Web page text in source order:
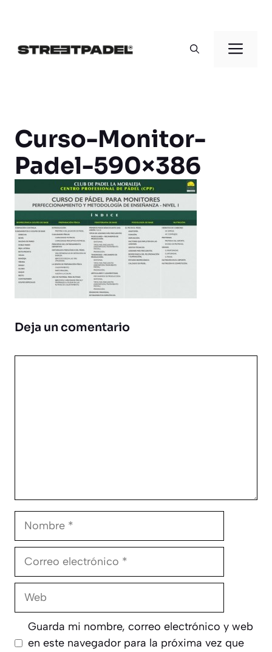
contenido
Curso-Monitor-
Padel-590×386
Deja un comentario
Nombre
Correo
Web
Guarda mi nombre, correo electrónico y web
en este navegador para la próxima vez que